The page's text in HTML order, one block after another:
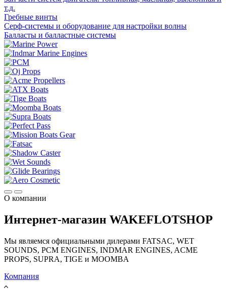
т.д.
Гребные винты
Серф-системы и оборудование для настройки волны
Балласты и балластные системы
О компании
Интернет-магазин WAKEFLOTSHOP
Мы являемся официальными дилерами FATSAC, WET
SOUNDS, PCM ENGINES, INDMAR ENGINES, ACME
PROPS, SUPRA, TIGE и MOOMBA
Компания